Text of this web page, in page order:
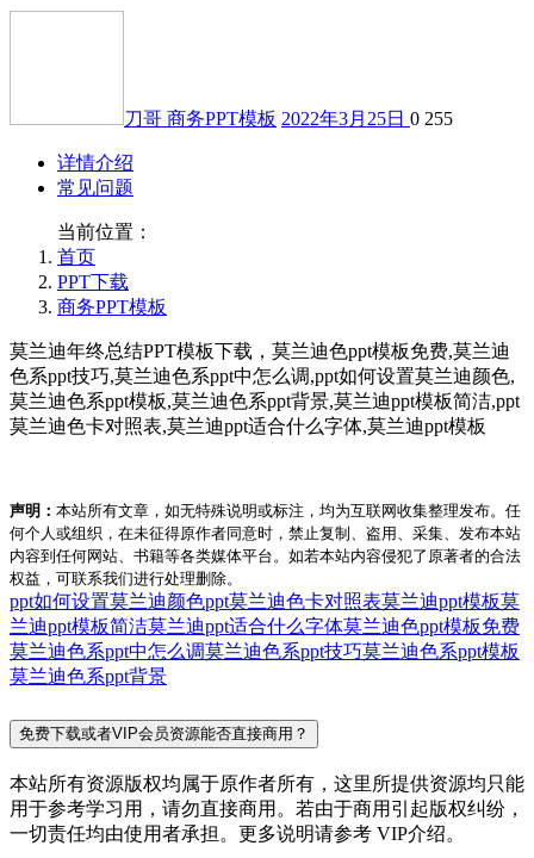
刀哥 商务PPT模板 2022年3月25日 0 255
详情介绍
常见问题
当前位置：
首页
PPT下载
商务PPT模板
莫兰迪年终总结PPT模板下载，莫兰迪色ppt模板免费,莫兰迪
色系ppt技巧,莫兰迪色系ppt中怎么调,ppt如何设置莫兰迪颜色,
莫兰迪色系ppt模板,莫兰迪色系ppt背景,莫兰迪ppt模板简洁,ppt
莫兰迪色卡对照表,莫兰迪ppt适合什么字体,莫兰迪ppt模板
声明： 本站所有文章，如无特殊说明或标注，均为互联网收集整理发布。任
何个人或组织，在未征得原作者同意时，禁止复制、盗用、采集、发布本站
内容到任何网站、书籍等各类媒体平台。如若本站内容侵犯了原著者的合法
权益，可联系我们进行处理删除。
ppt如何设置莫兰迪颜色ppt莫兰迪色卡对照表莫兰迪ppt模板莫
兰迪ppt模板简洁莫兰迪ppt适合什么字体莫兰迪色ppt模板免费
莫兰迪色系ppt中怎么调莫兰迪色系ppt技巧莫兰迪色系ppt模板
莫兰迪色系ppt背景
免费下载或者VIP会员资源能否直接商用？
本站所有资源版权均属于原作者所有，这里所提供资源均只能
用于参考学习用，请勿直接商用。若由于商用引起版权纠纷，
一切责任均由使用者承担。更多说明请参考 VIP介绍。